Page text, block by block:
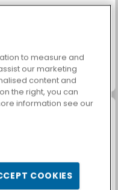
Juice Merge
to measure and
our marketing
content and
the right, you can
information see our
COOKIES